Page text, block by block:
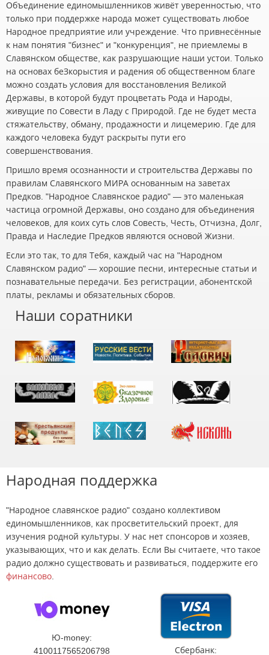
Объединение единомышленников живёт уверенностью, что
только при поддержке народа может существовать любое
Народное предприятие или учреждение. Что привнесённые
к нам понятия "бизнес" и "конкуренция", не приемлемы в
Славянском обществе, как разрушающие наши устои. Только
на основах беЗкорыстия и радения об общественном благе
можно создать условия для восстановления Великой
Державы, в которой будут процветать Рода и Народы,
живущие по Совести в Ладу с Природой. Где не будет места
стяжательству, обману, продажности и лицемерию. Где для
каждого человека будут раскрыты пути его
совершенствования.
Пришло время осознанности и строительства Державы по
правилам Славянского МИРА основанным на заветах
Предков. "Народное Славянское радио" — это маленькая
частица огромной Державы, оно создано для объединения
человеков, для коих суть слов Совесть, Честь, Отчизна, Долг,
Правда и Наследие Предков являются основой Жизни.
Если это так, то для Тебя, каждый час на "Народном
Славянском радио" — хорошие песни, интересные статьи и
познавательные передачи. Без регистрации, абонентской
платы, рекламы и обязательных сборов.
Наши соратники
Народная поддержка
"Народное славянское радио" создано коллективом
единомышленников, как просветительский проект, для
изучения родной культуры. У нас нет спонсоров и хозяев,
указывающих, что и как делать. Если Вы считаете, что такое
радио должно существовать и развиваться, поддержите его
финансово
Ю-money:
4100117565206798
Сбербанк: